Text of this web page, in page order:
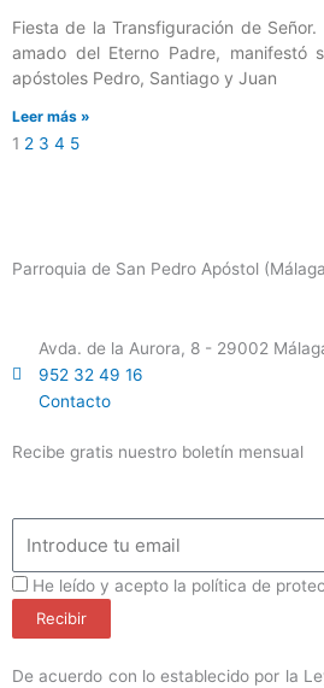
Fiesta de la Transfiguración de
amado del Eterno Padre, manifestó
apóstoles Pedro, Santiago y Juan
Leer más »
1 2 3 4 5
Parroquia de San Pedro Apóstol
Avda. de la Aurora, 8 - 29002
952 32 49 16
Contacto
Recibe gratis nuestro boletín mensual
ProteccionDatos
He leído y acepto la política de
Recibir
De acuerdo con lo establecido por la